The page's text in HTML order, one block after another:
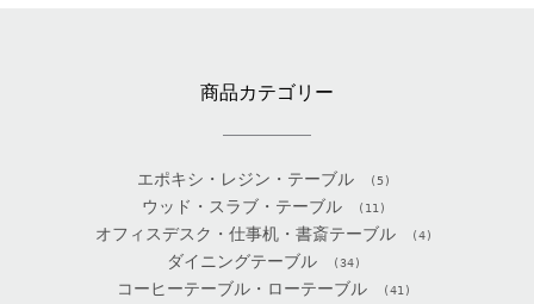
商品カテゴリー
エポキシ・レジン・テーブル (5)
ウッド・スラブ・テーブル (11)
オフィスデスク・仕事机・書斎テーブル (4)
ダイニングテーブル (34)
コーヒーテーブル・ローテーブル (41)